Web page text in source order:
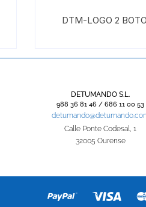
DTM-LOGO 2
DETUMANDO S.L.
988 36 81 46 / 686 11 00 53
Calle Ponte Codesal, 1
32005 Ourense